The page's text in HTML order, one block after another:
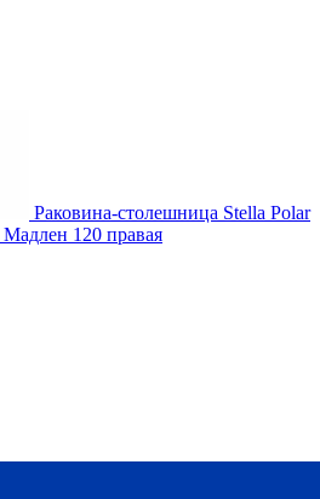
Раковина-столешница Stella Polar
120 правая